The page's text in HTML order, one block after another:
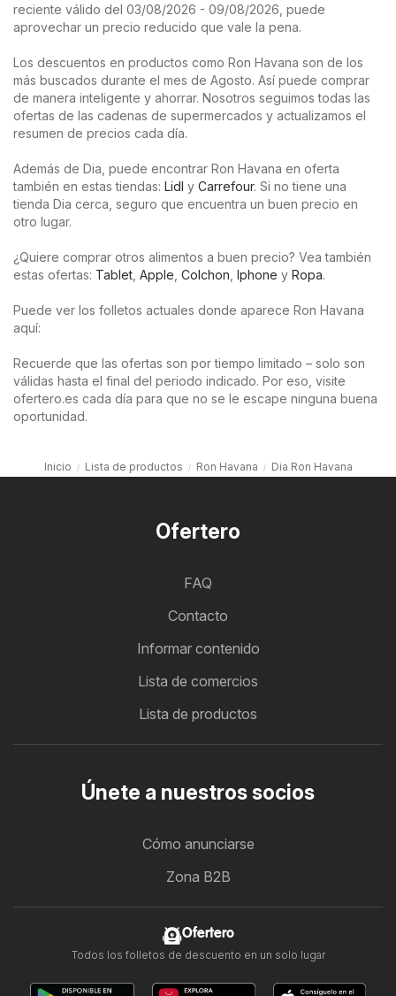
reciente válido del 03/08/2026 - 09/08/2026, puede
aprovechar un precio reducido que vale la pena.
Los descuentos en productos como Ron Havana son de los
más buscados durante el mes de Agosto. Así puede comprar
de manera inteligente y ahorrar. Nosotros seguimos todas las
ofertas de las cadenas de supermercados y actualizamos el
resumen de precios cada día.
Además de Dia, puede encontrar Ron Havana en oferta
también en estas tiendas: Lidl y Carrefour. Si no tiene una
tienda Dia cerca, seguro que encuentra un buen precio en
otro lugar.
¿Quiere comprar otros alimentos a buen precio? Vea también
estas ofertas: Tablet Apple Colchon Iphone y Ropa.
Puede ver los folletos actuales donde aparece Ron Havana
aquí:
Recuerde que las ofertas son por tiempo limitado – solo son
válidas hasta el final del periodo indicado. Por eso, visite
ofertero.es cada día para que no se le escape ninguna buena
oportunidad.
Inicio Lista de productos Ron Havana Dia Ron Havana
Ofertero
FAQ
Contacto
Informar contenido
Lista de comercios
Lista de productos
Únete a nuestros socios
Cómo anunciarse
Zona B2B
Ofertero
Todos los folletos de descuento en un solo lugar